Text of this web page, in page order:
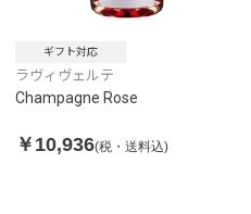
ギフト対応
ラヴィヴェルテ
Champagne Rose
￥10,936(税・送料込)